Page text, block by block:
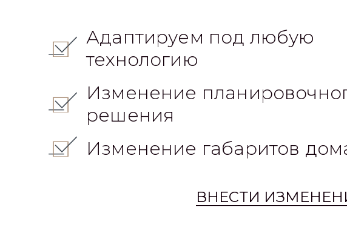
Адаптируем под любую
технологию
Изменение
решения
Изменение габаритов
ВНЕСТИ